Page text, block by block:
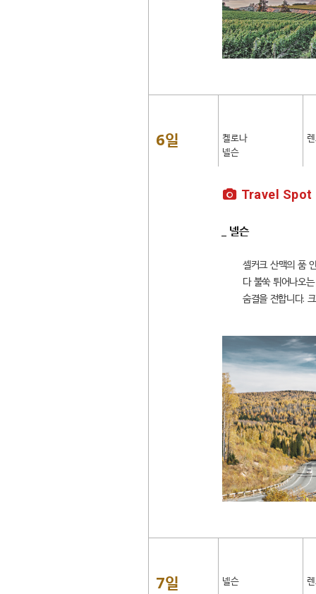
6일
켈로나
넬슨
Travel Spot
_ 넬슨
셀커크 산맥의 품
다 불쑥 튀어나오
숨결을 전합니다.
7일 넬슨